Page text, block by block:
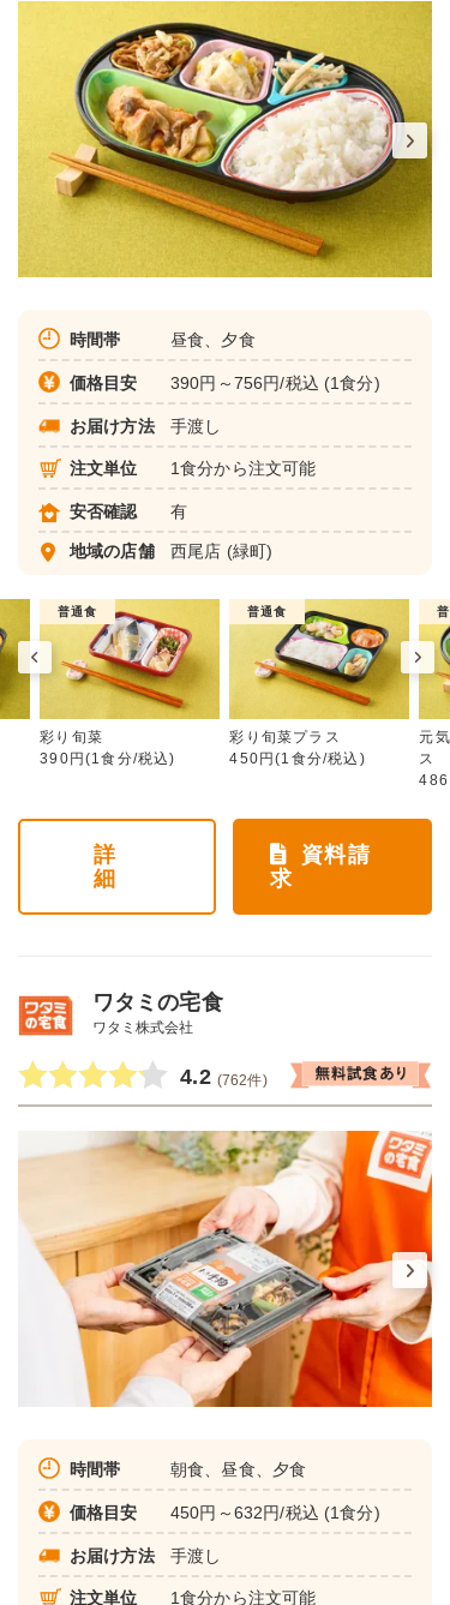
時間帯 昼食、夕食
価格目安 390円～756円/税込 (1食分)
お届け方法 手渡し
注文単位 1食分から注文可能
安否確認 有
地域の店舗 西尾店 (緑町)
普通食
彩り旬菜
390円(1食分/税込)
普通食
彩り旬菜プラス
450円(1食分/税込)
元
ス
詳
細
資料請
求
ワタミの宅食
ワタミ株式会社
4.2 (762件)
時間帯 朝食、昼食、夕食
価格目安 450円～632円/税込 (1食分)
お届け方法 手渡し
注文単位 1食分から注文可能